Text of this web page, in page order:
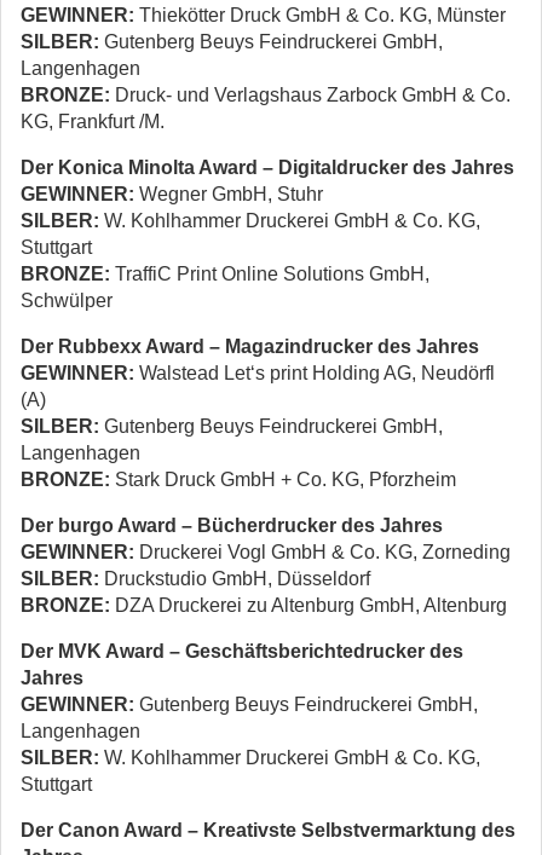
GEWINNER: Thiekötter Druck GmbH & Co. KG, Münster
SILBER: Gutenberg Beuys Feindruckerei GmbH,
Langenhagen
BRONZE: Druck- und Verlagshaus Zarbock GmbH & Co.
KG, Frankfurt /M.
Der Konica Minolta Award – Digitaldrucker des Jahres
GEWINNER: Wegner GmbH, Stuhr
SILBER: W. Kohlhammer Druckerei GmbH & Co. KG,
Stuttgart
BRONZE: TraffiC Print Online Solutions GmbH,
Schwülper
Der Rubbexx Award – Magazindrucker des Jahres
GEWINNER: Walstead Let‘s print Holding AG, Neudörfl
(A)
SILBER: Gutenberg Beuys Feindruckerei GmbH,
Langenhagen
BRONZE: Stark Druck GmbH + Co. KG, Pforzheim
Der burgo Award – Bücherdrucker des Jahres
GEWINNER: Druckerei Vogl GmbH & Co. KG, Zorneding
SILBER: Druckstudio GmbH, Düsseldorf
BRONZE: DZA Druckerei zu Altenburg GmbH, Altenburg
Der MVK Award – Geschäftsberichtedrucker des
Jahres
GEWINNER: Gutenberg Beuys Feindruckerei GmbH,
Langenhagen
SILBER: W. Kohlhammer Druckerei GmbH & Co. KG,
Stuttgart
Der Canon Award – Kreativste Selbstvermarktung des